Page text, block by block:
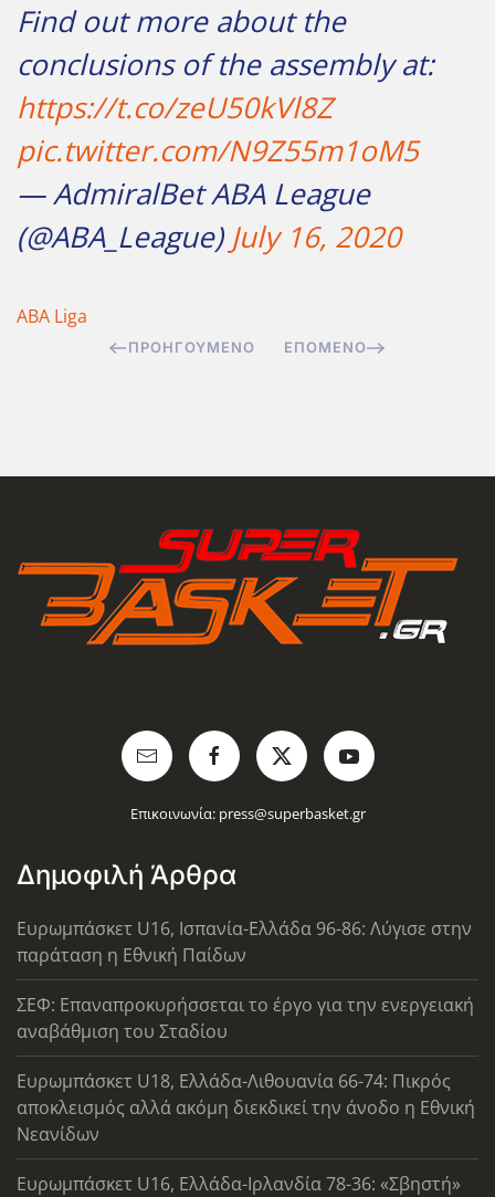
Find out more about the
conclusions of the assembly at:
https://t.co/zeU50kVl8Z
pic.twitter.com/N9Z55m1oM5
— AdmiralBet ABA League
(@ABA_League) July 16, 2020
ABA Liga
ΠΡΟΗΓΟΎΜΕΝΟ ΕΠΌΜΕΝΟ
Επικοινωνία: press@superbasket.gr
Δημοφιλή Άρθρα
Ευρωμπάσκετ U16, Ισπανία-Ελλάδα 96-86: Λύγισε στην
παράταση η Εθνική Παίδων
ΣΕΦ: Επαναπροκυρήσσεται το έργο για την ενεργειακή
αναβάθμιση του Σταδίου
Ευρωμπάσκετ U18, Ελλάδα-Λιθουανία 66-74: Πικρός
αποκλεισμός αλλά ακόμη διεκδικεί την άνοδο η Εθνική
Νεανίδων
Ευρωμπάσκετ U16, Ελλάδα-Ιρλανδία 78-36: «Σβηστή»